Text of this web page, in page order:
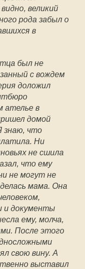
великий
рода забыл о
в
был не
с вождем
доложил
ателье в
домой
знаю, что
Ни
не сшила
что ему
не могут не
мама. Она
и документы
ему, молча,
После этого
свою вину. А
выставил